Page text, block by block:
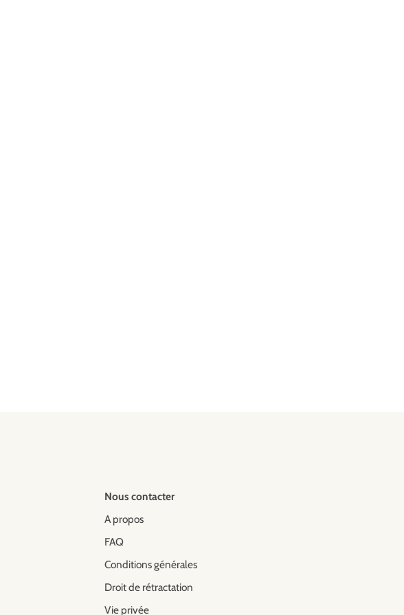
Nous contacter
A propos
FAQ
Conditions générales
Droit de rétractation
Vie privée